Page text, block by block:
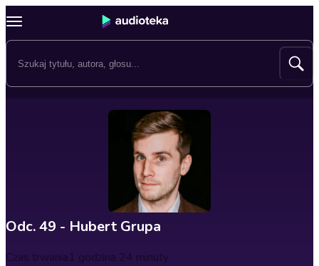
Odc. 49 - Hubert Grupa
Czas trwania1 godzina 24 minuty